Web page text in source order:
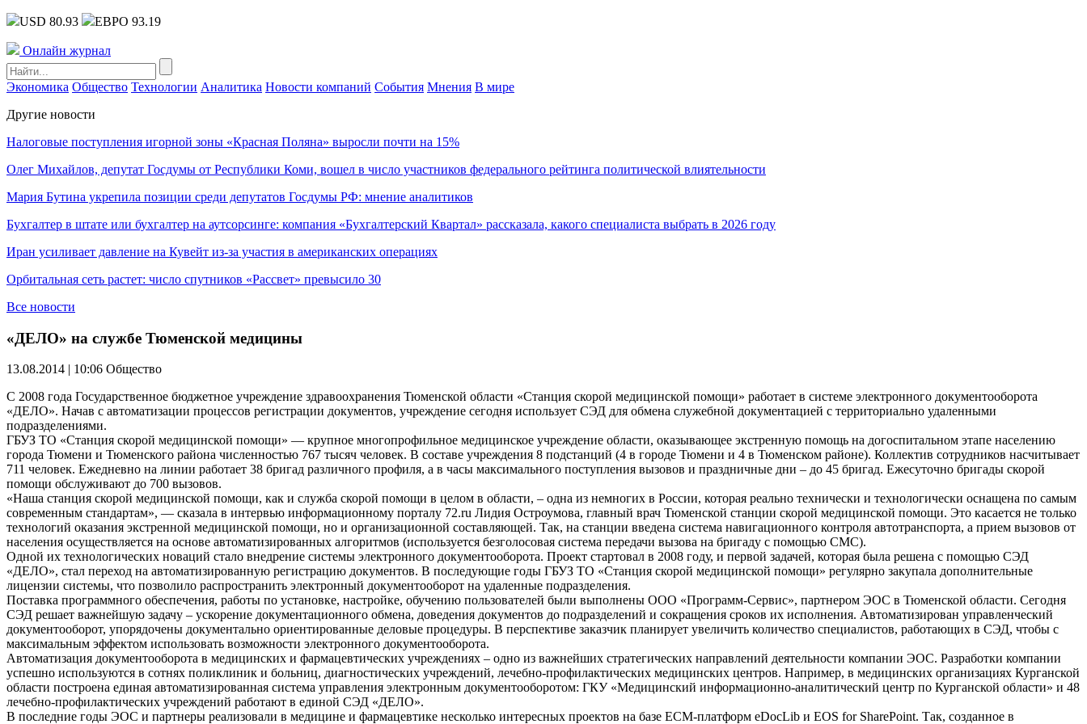
USD 80.93 ЕВРО 93.19
Онлайн журнал
Экономика Общество Технологии Аналитика Новости компаний События Мнения В мире
Другие новости
Налоговые поступления игорной зоны «Красная Поляна» выросли почти на 15%
Олег Михайлов, депутат Госдумы от Республики Коми, вошел в число участников федерального рейтинга политической влиятельности
Мария Бутина укрепила позиции среди депутатов Госдумы РФ: мнение аналитиков
Бухгалтер в штате или бухгалтер на аутсорсинге: компания «Бухгалтерский Квартал» рассказала, какого специалиста выбрать в 2026 году
Иран усиливает давление на Кувейт из-за участия в американских операциях
Орбитальная сеть растет: число спутников «Рассвет» превысило 30
Все новости
«ДЕЛО» на службе Тюменской медицины
13.08.2014 | 10:06 Общество
С 2008 года Государственное бюджетное учреждение здравоохранения Тюменской области «Станция скорой медицинской помощи» работает в системе электронного документооборота
«ДЕЛО». Начав с автоматизации процессов регистрации документов, учреждение сегодня использует СЭД для обмена служебной документацией с территориально удаленными
подразделениями.
ГБУЗ ТО «Станция скорой медицинской помощи» — крупное многопрофильное медицинское учреждение области, оказывающее экстренную помощь на догоспитальном этапе населению
города Тюмени и Тюменского района численностью 767 тысяч человек. В составе учреждения 8 подстанций (4 в городе Тюмени и 4 в Тюменском районе). Коллектив сотрудников насчитывает
711 человек. Ежедневно на линии работает 38 бригад различного профиля, а в часы максимального поступления вызовов и праздничные дни – до 45 бригад. Ежесуточно бригады скорой
помощи обслуживают до 700 вызовов.
«Наша станция скорой медицинской помощи, как и служба скорой помощи в целом в области, – одна из немногих в России, которая реально технически и технологически оснащена по самым
современным стандартам», — сказала в интервью информационному порталу 72.ru Лидия Остроумова, главный врач Тюменской станции скорой медицинской помощи. Это касается не только
технологий оказания экстренной медицинской помощи, но и организационной составляющей. Так, на станции введена система навигационного контроля автотранспорта, а прием вызовов от
населения осуществляется на основе автоматизированных алгоритмов (используется безголосовая система передачи вызова на бригаду с помощью СМС).
Одной их технологических новаций стало внедрение системы электронного документооборота. Проект стартовал в 2008 году, и первой задачей, которая была решена с помощью СЭД
«ДЕЛО», стал переход на автоматизированную регистрацию документов. В последующие годы ГБУЗ ТО «Станция скорой медицинской помощи» регулярно закупала дополнительные
лицензии системы, что позволило распространить электронный документооборот на удаленные подразделения.
Поставка программного обеспечения, работы по установке, настройке, обучению пользователей были выполнены ООО «Программ-Сервис», партнером ЭОС в Тюменской области. Сегодня
СЭД решает важнейшую задачу – ускорение документационного обмена, доведения документов до подразделений и сокращения сроков их исполнения. Автоматизирован управленческий
документооборот, упорядочены документально ориентированные деловые процедуры. В перспективе заказчик планирует увеличить количество специалистов, работающих в СЭД, чтобы с
максимальным эффектом использовать возможности электронного документооборота.
Автоматизация документооборота в медицинских и фармацевтических учреждениях – одно из важнейших стратегических направлений деятельности компании ЭОС. Разработки компании
успешно используются в сотнях поликлиник и больниц, диагностических учреждений, лечебно-профилактических медицинских центров. Например, в медицинских организациях Курганской
области построена единая автоматизированная система управления электронным документооборотом: ГКУ «Медицинский информационно-аналитический центр по Курганской области» и 48
лечебно-профилактических учреждений работают в единой СЭД «ДЕЛО».
В последние годы ЭОС и партнеры реализовали в медицине и фармацевтике несколько интересных проектов на базе ECM-платформ eDocLib и EOS for SharePoint. Так, созданное в